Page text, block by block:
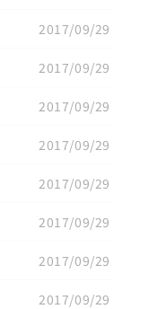
2017/09/29
2017/09/29
2017/09/29
2017/09/29
2017/09/29
2017/09/29
2017/09/29
2017/09/29